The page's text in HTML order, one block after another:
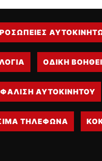
ΟΔΙΚΗ
ΑΥΤΟΚΙΝΗΤΟΥ
ΤΗΛΕΦΩΝΑ